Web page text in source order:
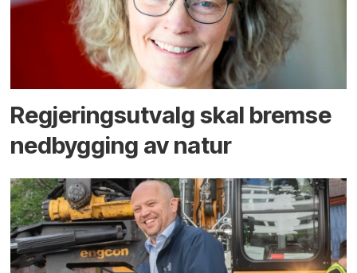
Regjerings­utvalg skal bremse
ned­bygging av natur